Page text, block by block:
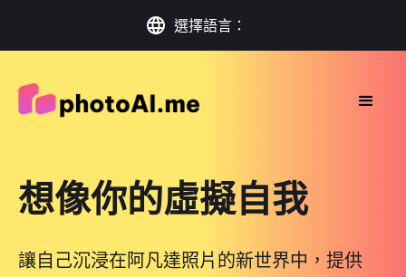
選擇語言：
想像你的虛擬自我
讓自己沉浸在阿凡達照片的新世界中，提供